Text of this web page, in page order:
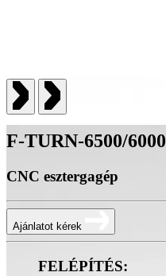
F-TURN-6500/6000
CNC esztergagép
Ajánlatot kérek
FELÉPÍTÉS: